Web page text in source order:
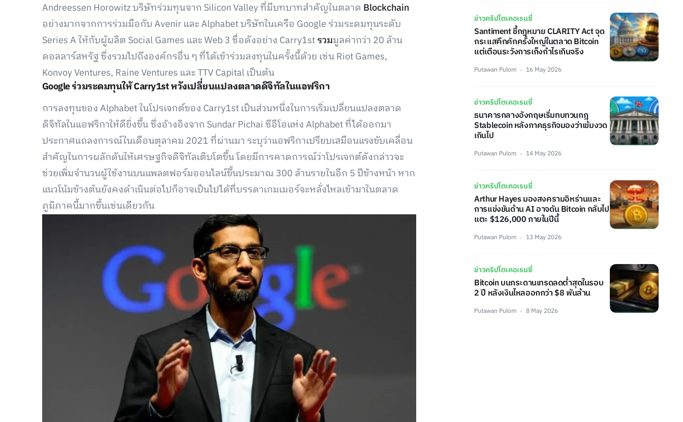
Andreessen Horowitz บริษัทร่วมทุนจาก Silicon Valley ที่มีบทบาทสำคัญในตลาด Blockchain
อย่างมากจากการร่วมมือกับ Avenir และ Alphabet บริษัทในเครือ Google ร่วมระดมทุนระดับ
Series A ให้กับผู้ผลิต Social Games และ Web 3 ชื่อดังอย่าง Carry1stรวมมูลค่ากว่า 20 ล้าน
ดอลลาร์สหรัฐ ซึ่งรวมไปถึงองค์กรอื่น ๆ ที่ได้เข้าร่วมลงทุนในครั้งนี้ด้วย เช่น Riot Games,
Konvoy Ventures, Raine Ventures และ TTV Capital เป็นต้น
Google ร่วมระดมทุนให้ Carry1st หวังเปลี่ยนแปลงตลาดดิจิทัลในแอฟริกา
การลงทุนของ Alphabet ในโปรเจกต์ของ Carry1st เป็นส่วนหนึ่งในการเริ่มเปลี่ยนแปลงตลาด
ดิจิทัลในแอฟริกาให้ดียิ่งขึ้น ซึ่งอ้างอิงจาก Sundar Pichai ซีอีโอแห่ง Alphabet ที่ได้ออกมา
ประกาศแถลงการณ์ในเดือนตุลาคม 2021 ที่ผ่านมา ระบุว่าแอฟริกาเปรียบเสมือนแรงขับเคลื่อน
สำคัญในการผลักดันให้เศรษฐกิจดิจิทัลเติบโตขึ้น โดยมีการคาดการณ์ว่าโปรเจกต์ดังกล่าวจะ
ช่วยเพิ่มจำนวนผู้ใช้งานบนแพลตฟอร์มออนไลน์ขึ้นประมาณ 300 ล้านรายในอีก 5 ปีข้างหน้า หาก
แนวโน้มข้างต้นยังคงดำเนินต่อไปก็อาจเป็นไปได้ที่บรรดาเกมเมอร์จะหลั่งไหลเข้ามาในตลาด
ภูมิภาคนี้มากขึ้นเช่นเดียวกัน
ข่าวคริปโตเคอเรนซี่
Santiment ชี้กฎหมาย CLARITY Act จุด
กระแสคึกคักครั้งใหญ่ในตลาด Bitcoin
แต่เตือนระวังการเก็งกำไรเกินจริง
Putawan Pulom 16 May 2026
ข่าวคริปโตเคอเรนซี่
ธนาคารกลางอังกฤษเริ่มทบทวนกฎ
Stablecoin หลังภาคธุรกิจมองว่าเข้มงวด
เกินไป
Putawan Pulom 14 May 2026
ข่าวคริปโตเคอเรนซี่
Arthur Hayes มองสงครามอิหร่านและ
การแข่งขันด้าน AI อาจดัน Bitcoin กลับไป
แตะ $126,000 ภายในปีนี้
Putawan Pulom 13 May 2026
ข่าวคริปโตเคอเรนซี่
Bitcoin บนกระดานเทรดลดต่ำสุดในรอบ
2 ปี หลังเงินไหลออกกว่า $8 พันล้าน
Putawan Pulom 8 May 2026